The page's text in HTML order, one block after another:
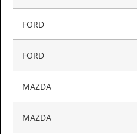
FORD
FORD
MAZDA
MAZDA